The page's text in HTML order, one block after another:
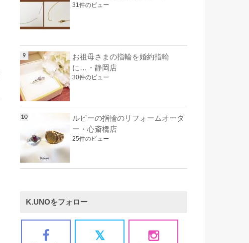
31件のビュー
お祖母さまの指輪を婚約指輪
に…・静岡店
30件のビュー
ルビーの指輪のリフォームオーダ
ー・心斎橋店
25件のビュー
K.UNOをフォロー